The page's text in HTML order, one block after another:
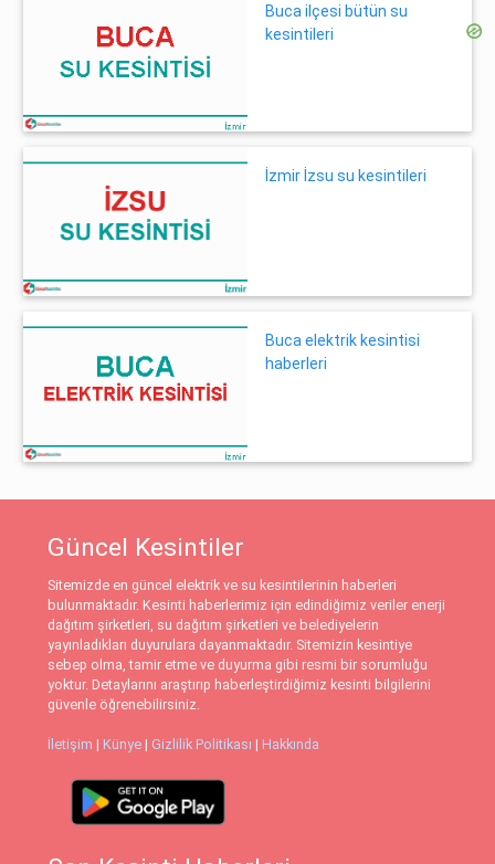
Buca ilçesi bütün su
kesintileri
İzmir İzsu su kesintileri
Buca elektrik kesintisi
haberleri
Güncel Kesintiler
Sitemizde en güncel elektrik ve su kesintilerinin haberleri
bulunmaktadır. Kesinti haberlerimiz için edindiğimiz veriler enerji
dağıtım şirketleri, su dağıtım şirketleri ve belediyelerin
yayınladıkları duyurulara dayanmaktadır. Sitemizin kesintiye
sebep olma, tamir etme ve duyurma gibi resmi bir sorumluğu
yoktur. Detaylarını araştırıp haberleştirdiğimiz kesinti bilgilerini
güvenle öğrenebilirsiniz.
İletişim | Künye | Gizlilik Politikası | Hakkında